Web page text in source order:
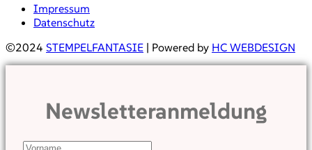
Impressum
Datenschutz
©2024 STEMPELFANTASIE | Powered by HC WEBDESIGN
Newsletteranmeldung